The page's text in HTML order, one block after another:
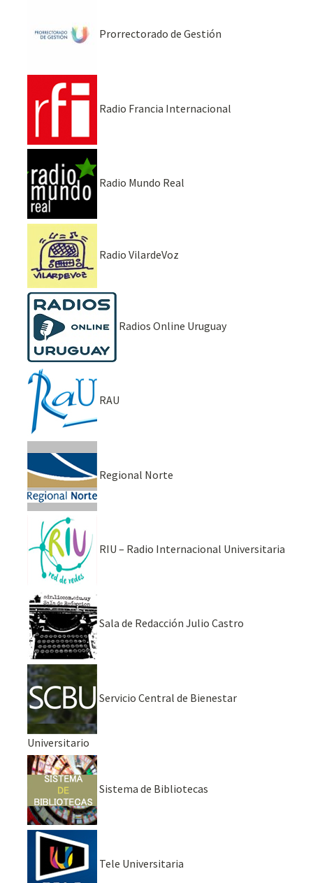
Prorrectorado de Gestión
Radio Francia Internacional
Radio Mundo Real
Radio VilardeVoz
Radios Online Uruguay
RAU
Regional Norte
RIU – Radio Internacional Universitaria
Sala de Redacción Julio Castro
Servicio Central de Bienestar
Universitario
Sistema de Bibliotecas
Tele Universitaria